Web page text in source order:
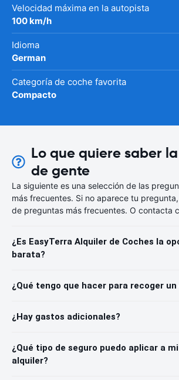
Velocidad máxima en la autopista
100 km/h
Idioma
German
Categoría de coche favorita
Compacto
Lo que quiere saber
de gente
La siguiente es una selección de las
más frecuentes. Si no aparece tu
de preguntas más frecuentes. O contacta
¿Es EasyTerra Alquiler de Coches la
barata?
¿Qué tengo que hacer para recoger un
¿Hay gastos adicionales?
¿Qué tipo de seguro puedo aplicar a
alquiler?